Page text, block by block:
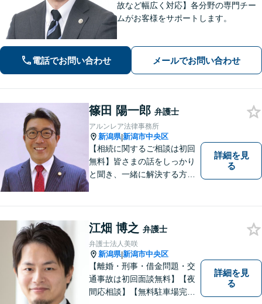
故など幅広く対応】各分野の専門チー
ムがお客様をサポートします。
電話でお問い合わせ メールでお問い合わせ
篠田 陽一郎 弁護士
アルンレア法律事務所
新潟県|新潟市中央区
【相続に関するご相談は初回
無料】皆さまの話をしっかり
と聞き、一緒に解決する方法
詳細を見
る
江畑 博之 弁護士
弁護士法人美咲
新潟県|新潟市中央区
【離婚・刑事・借金問題・交
通事故は初回面談無料】【夜
間応相談】【無料駐車場完
詳細を見
る